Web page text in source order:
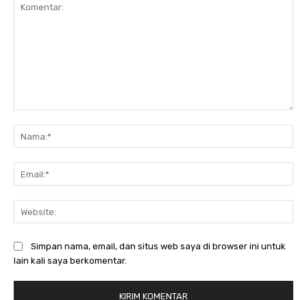
Simpan nama, email, dan situs web saya di browser ini untuk
lain kali saya berkomentar.